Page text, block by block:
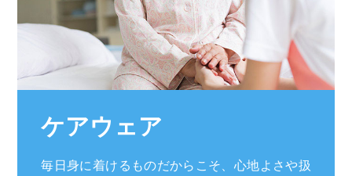
ケアウェア
毎日身に着けるものだからこそ、心地よさや扱